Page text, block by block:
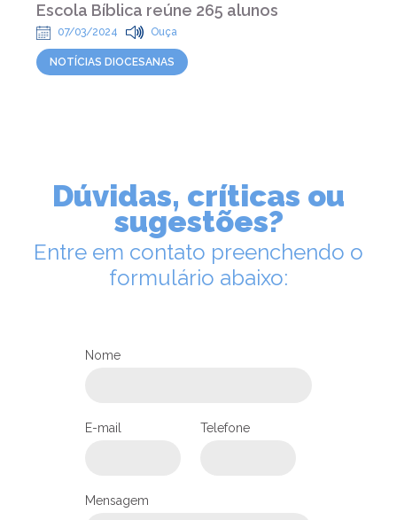
Escola Bíblica reúne 265 alunos
07/03/2024 Ouça
NOTÍCIAS DIOCESANAS
Dúvidas, críticas ou
sugestões?
Entre em contato preenchendo o
formulário abaixo:
Nome
E-mail Telefone
Mensagem